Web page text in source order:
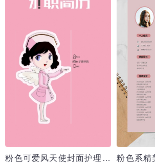
粉色可爱风天使封面护理护士简历